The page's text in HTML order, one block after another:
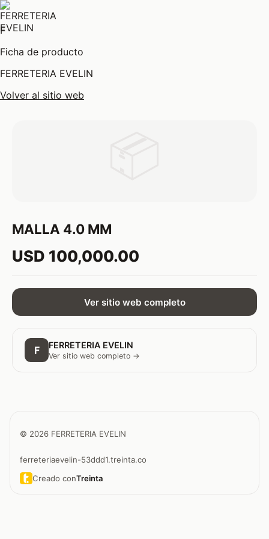
F
Ficha de producto
FERRETERIA EVELIN
Volver al sitio web
MALLA 4.0 MM
USD 100,000.00
Ver sitio web completo
F FERRETERIA EVELIN
Ver sitio web completo →
© 2026 FERRETERIA EVELIN
ferreteriaevelin-53ddd1.treinta.co
Creado conTreinta